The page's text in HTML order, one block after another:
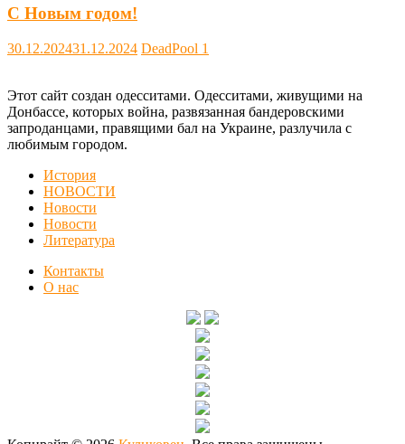
С Новым годом!
30.12.202431.12.2024 DeadPool 1
Этот сайт создан одесситами. Одесситами, живущими на
Донбассе, которых война, развязанная бандеровскими
запроданцами, правящими бал на Украине, разлучила с
любимым городом.
История
НОВОСТИ
Новости
Новости
Литература
Контакты
О нас